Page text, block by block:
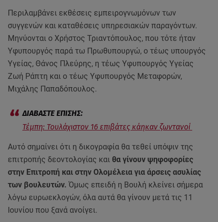
Περιλαμβάνει εκθέσεις εμπειρογνωμόνων των
συγγενών και καταθέσεις υπηρεσιακών παραγόντων.
Μηνύονται ο Χρήστος Τριαντόπουλος, που τότε ήταν
Υφυπουργός παρά τω Πρωθυπουργώ, ο τέως υπουργός
Υγείας, Θάνος Πλεύρης, η τέως Υφυπουργός Υγείας
Ζωή Ράπτη και ο τέως Υφυπουργός Μεταφορών,
Μιχάλης Παπαδόπουλος.
Τέμπη: Τουλάχιστον 16 επιβάτες κάηκαν ζωντανοί
Αυτό σημαίνει ότι η δικογραφία θα τεθεί υπόψιν της
επιτροπής δεοντολογίας και θα γίνουν ψηφοφορίες
στην Επιτροπή και στην Ολομέλεια για άρσεις ασυλίας
των βουλευτών. Όμως επειδή η Βουλή κλείνει σήμερα
λόγω ευρωεκλογών, όλα αυτά θα γίνουν μετά τις 11
Ιουνίου που ξανά ανοίγει.